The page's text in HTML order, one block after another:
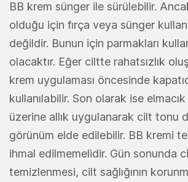
BB krem sünger ile sürülebilir.
olduğu için fırça veya sünger
değildir. Bunun için parmakları
olacaktır. Eğer ciltte rahatsızlık
krem uygulaması öncesinde
kullanılabilir. Son olarak ise
üzerine allık uygulanarak cilt tonu
görünüm elde edilebilir. BB kremi
ihmal edilmemelidir. Gün sonunda
temizlenmesi, cilt sağlığının